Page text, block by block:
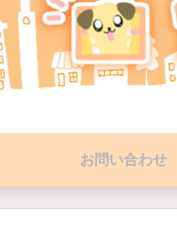
お問い合わせ